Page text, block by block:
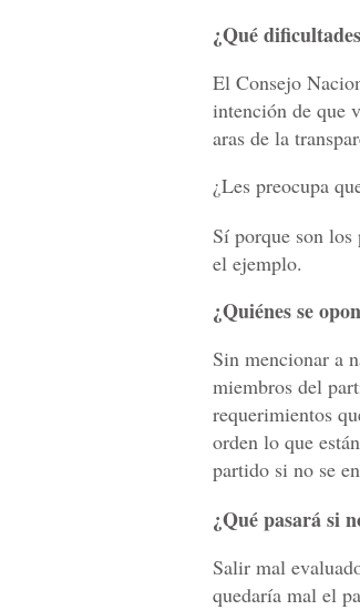
¿Qué
El Consejo
intención de que
aras de la
¿Les preocupa
Sí porque son los
el ejemplo.
¿Quiénes se
Sin mencionar a
miembros del
requerimientos
orden lo que
partido si no se
¿Qué pasará si
Salir mal
quedaría mal el